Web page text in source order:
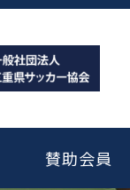
賛助会員